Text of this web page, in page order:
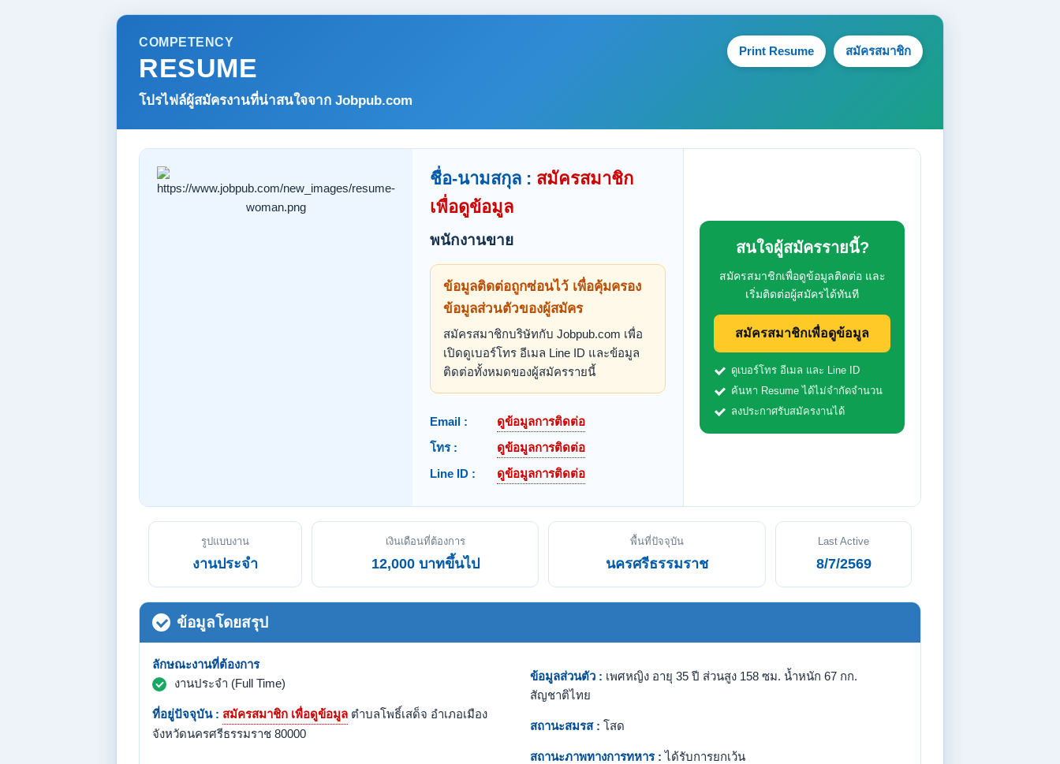
COMPETENCY
RESUME
โปรไฟล์ผู้สมัครงานที่น่าสนใจจาก Jobpub.com
Print Resume สมัครสมาชิก
ชื่อ-นามสกุล : สมัครสมาชิก
เพื่อดูข้อมูล
พนักงานขาย
ข้อมูลติดต่อถูกซ่อนไว้ เพื่อคุ้มครอง
ข้อมูลส่วนตัวของผู้สมัคร
สมัครสมาชิกบริษัทกับ Jobpub.com เพื่อ
เปิดดูเบอร์โทร อีเมล Line ID และข้อมูล
ติดต่อทั้งหมดของผู้สมัครรายนี้
Email :
ดูข้อมูลการติดต่อ
โทร :
ดูข้อมูลการติดต่อ
Line ID :
ดูข้อมูลการติดต่อ
สนใจผู้สมัครรายนี้?
สมัครสมาชิกเพื่อดูข้อมูลติดต่อ และ
เริ่มติดต่อผู้สมัครได้ทันที
สมัครสมาชิกเพื่อดูข้อมูล
ดูเบอร์โทร อีเมล และ Line ID
ค้นหา Resume ได้ไม่จำกัดจำนวน
ลงประกาศรับสมัครงานได้
รูปแบบงาน
งานประจำ
เงินเดือนที่ต้องการ
12,000 บาทขึ้นไป
พื้นที่ปัจจุบัน
นครศรีธรรมราช
Last Active
8/7/2569
ข้อมูลโดยสรุป
ลักษณะงานที่ต้องการ
งานประจำ (Full Time)
ที่อยู่ปัจจุบัน : สมัครสมาชิก เพื่อดูข้อมูล ตำบลโพธิ์เสด็จ อำเภอเมือง
จังหวัดนครศรีธรรมราช 80000
ข้อมูลส่วนตัว : เพศหญิง อายุ 35 ปี ส่วนสูง 158 ซม. น้ำหนัก 67 กก.
สัญชาติไทย
สถานะสมรส : โสด
สถานะภาพทางการทหาร : ได้รับการยกเว้น